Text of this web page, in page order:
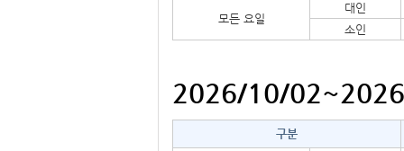
모든 요일
대인
소인
2026/10/
구분